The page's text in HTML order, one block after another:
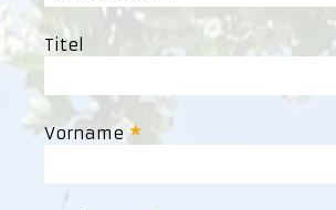
Titel
Vorname